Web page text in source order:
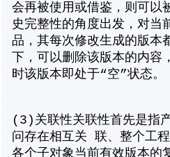
会再被使用或借鉴，则可以
史完整性的角度出发，对当
品，其每次修改生成的版本
下，可以删除该版本的内
时该版本即处于“空”状态。
(3)关联性关联性首先是指
问存在相互关 联、整个工
各个子对象当前有效版本的